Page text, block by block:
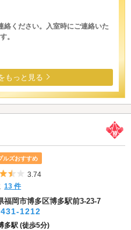
ください。入室時にご連絡いた
。
もっと見る
ルズおすすめ
5つ星のうち3.5
3.74
13 件
福岡市博多区博多駅前3-23-7
1212
多駅 (徒歩5分)